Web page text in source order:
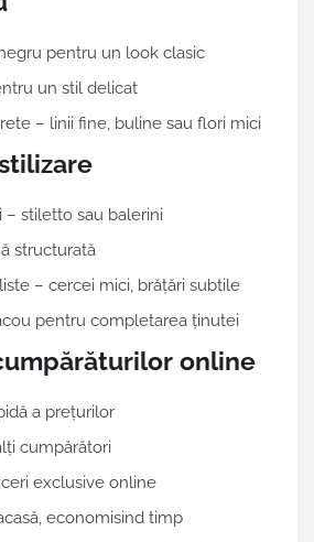
pentru un look clasic
un stil delicat
– linii fine, buline sau flori mici
– stiletto sau balerini
structurată
– cercei mici, brățări subtile
pentru completarea ținutei
online
a prețurilor
cumpărători
exclusive online
economisind timp